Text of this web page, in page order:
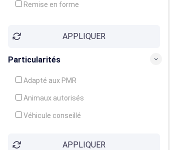
Remise en forme
Soins du corpsAPPLIQUER
Particularités
Adapté aux PMR
Animaux autorisés
Véhicule conseillé
APPLIQUER